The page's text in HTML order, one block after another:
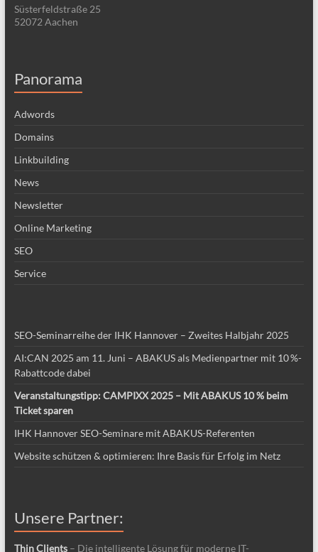
Süsterfeldstraße 25
52072 Aachen
Panorama
Adwords
Domains
Linkbuilding
News
Newsletter
Online Marketing
SEO
Service
SEO-Seminarreihe der IHK Hannover – Zweites Halbjahr 2025
AI:CAN 2025 am 11. Juni – ABAKUS als Medienpartner mit 10 %-
Rabattcode dabei
Veranstaltungstipp: CAMPIXX 2025 – Mit ABAKUS 10 % beim
Ticket sparen
IHK Hannover SEO-Seminare mit ABAKUS-Referenten
Website schützen & optimieren: Ihre Basis für Erfolg im Netz
Unsere Partner:
Thin Clients – Die intelligente Lösung für moderne IT-